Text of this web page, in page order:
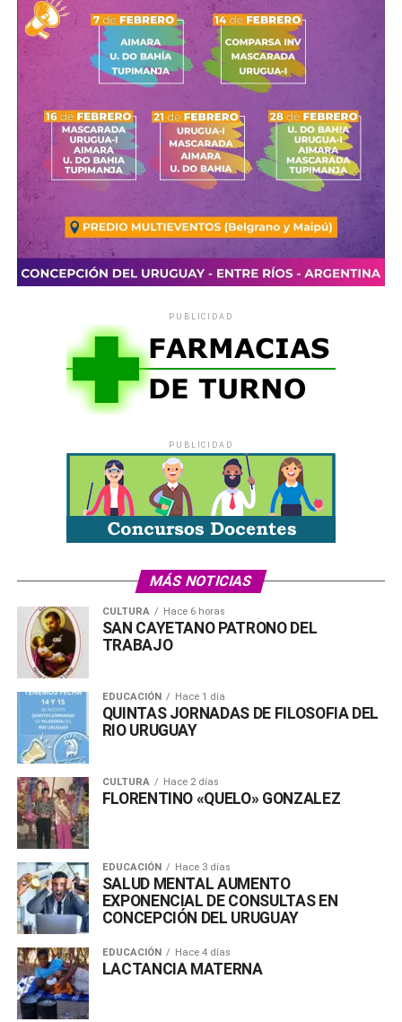
Comparte esto:
X Facebook WhatsApp Imprimir
Capacitador: Prof. Lautaro Martínez
Días de cursado: 19 y 26 de junio de 2026 – Horario:
16:00 horas
Lugar: Polo Tecnológico La Nube
Dirección: Maipú esquina Posadas – Concepción del
Uruguay
Actividad gratuita – Cupos limitados
Destinado a entrenadores/as, preparadores físicos,
profesionales de cuerpos técnicos, dirigentes deportivos,
estudiantes y profesores/as de Educación Física, y
personas vinculadas al ámbito deportivo.
Consultas: polotecnologicolanube@gmail.com
WhatsApp: 3442 550836
Comparte esto:
WhatsApp
PUBLICIDAD
PUBLICIDAD
MÁS NOTICIAS
CULTURA Hace 6 horas
SAN CAYETANO PATRONO DEL
TRABAJO
EDUCACIÓN Hace 1 día
QUINTAS JORNADAS DE FILOSOFIA DEL
RIO URUGUAY
CULTURA Hace 2 días
FLORENTINO «QUELO» GONZALEZ
EDUCACIÓN Hace 3 días
SALUD MENTAL AUMENTO
EXPONENCIAL DE CONSULTAS EN
CONCEPCIÓN DEL URUGUAY
EDUCACIÓN Hace 4 días
LACTANCIA MATERNA